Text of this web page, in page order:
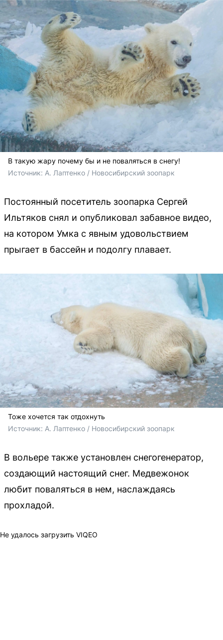
В такую жару почему бы и не поваляться в снегу!
Источник: А. Лаптенко / Новосибирский зоопарк
Постоянный посетитель зоопарка Сергей
Ильтяков снял и опубликовал забавное видео,
на котором Умка с явным удовольствием
прыгает в бассейн и подолгу плавает.
Тоже хочется так отдохнуть
Источник: А. Лаптенко / Новосибирский зоопарк
В вольере также установлен снегогенератор,
создающий настоящий снег. Медвежонок
любит поваляться в нем, наслаждаясь
прохладой.
Не удалось загрузить VIQEO